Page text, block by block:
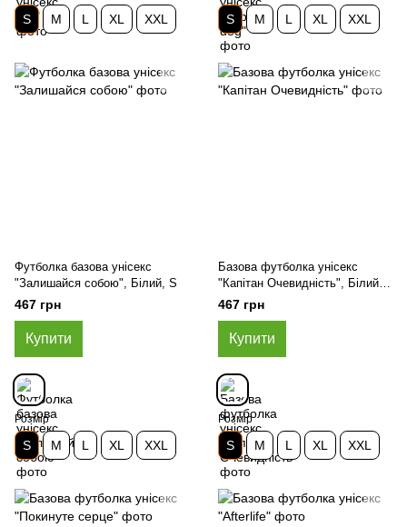
S M L XL XXL S M L XL XXL
Футболка базова унісекс
"Залишайся собою", Білий, S
467 грн
Купити
Розмір
S M L XL XXL
Базова футболка унісекс
"Капітан Очевидність", Білий,
S
467 грн
Купити
Розмір
S M L XL XXL